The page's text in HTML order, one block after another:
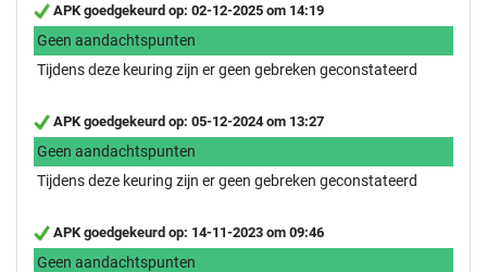
APK goedgekeurd op: 02-12-2025 om 14:19
Geen aandachtspunten
Tijdens deze keuring zijn er geen gebreken geconstateerd
APK goedgekeurd op: 05-12-2024 om 13:27
Geen aandachtspunten
Tijdens deze keuring zijn er geen gebreken geconstateerd
APK goedgekeurd op: 14-11-2023 om 09:46
Geen aandachtspunten